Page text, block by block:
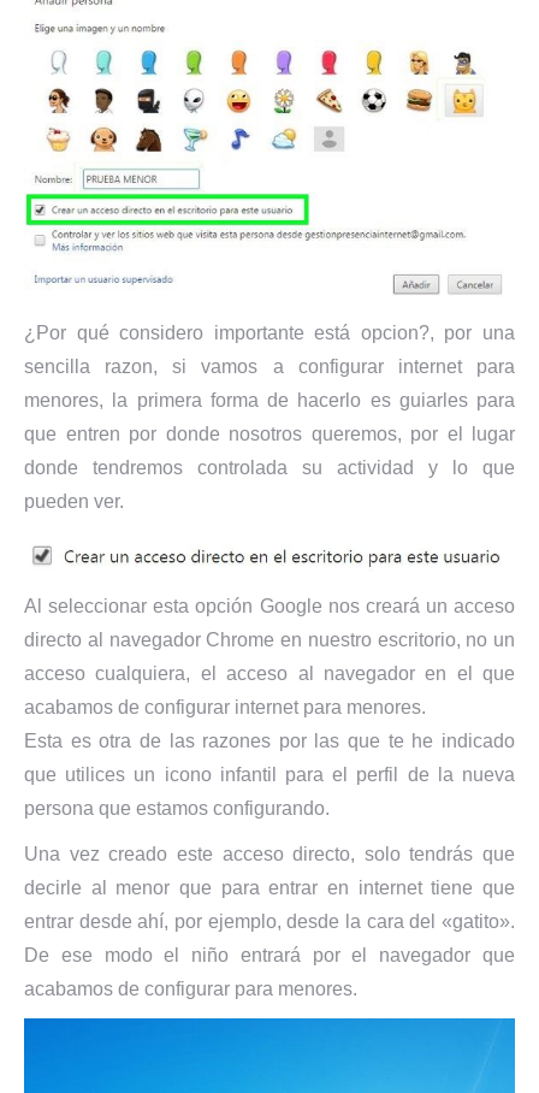
¿Por qué considero importante está opcion?, por una
sencilla razon, si vamos a configurar internet para
menores, la primera forma de hacerlo es guiarles para
que entren por donde nosotros queremos, por el lugar
donde tendremos controlada su actividad y lo que
pueden ver.
Al seleccionar esta opción Google nos creará un acceso
directo al navegador Chrome en nuestro escritorio, no un
acceso cualquiera, el acceso al navegador en el que
acabamos de configurar internet para menores.
Esta es otra de las razones por las que te he indicado
que utilices un icono infantil para el perfil de la nueva
persona que estamos configurando.
Una vez creado este acceso directo, solo tendrás que
decirle al menor que para entrar en internet tiene que
entrar desde ahí, por ejemplo, desde la cara del «gatito».
De ese modo el niño entrará por el navegador que
acabamos de configurar para menores.